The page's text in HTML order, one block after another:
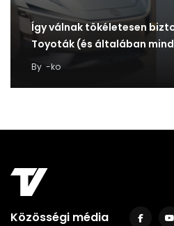
Így válnak tökéletesen
Toyoták (és általában
By -ko
Közösségi média